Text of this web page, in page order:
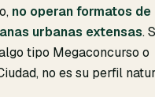
no operan formatos de
urbanas extensas.
tipo Megaconcurso o
no es su perfil